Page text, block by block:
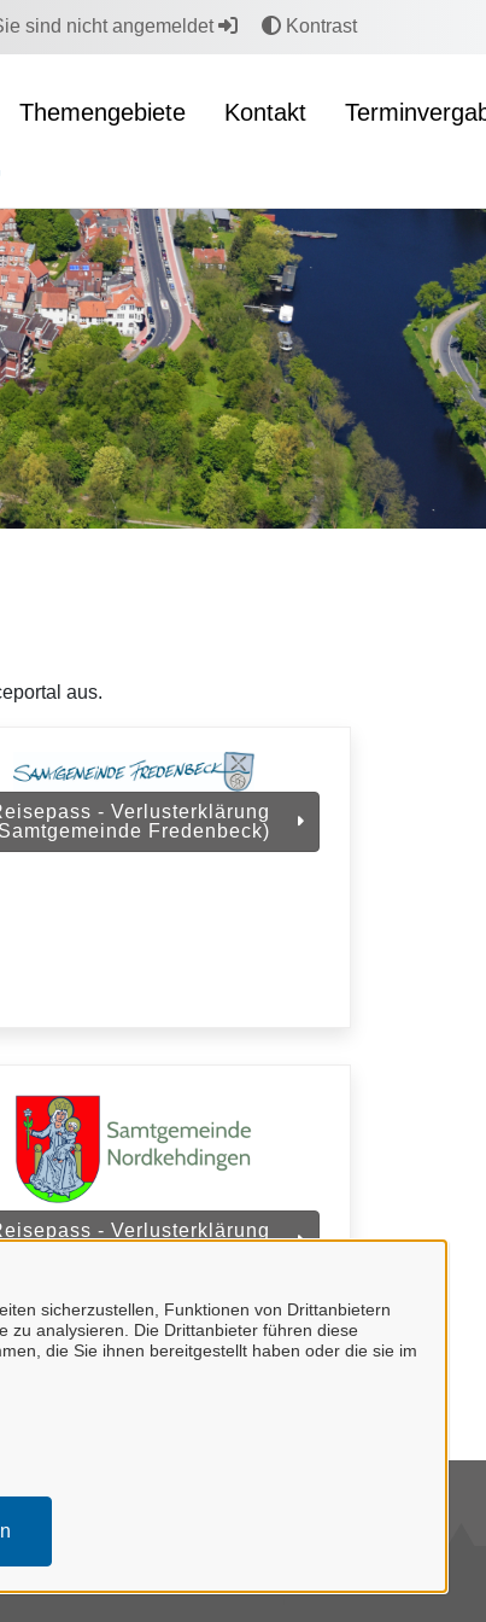
sicherzustellen, Funktionen von Drittanbietern
zu analysieren. Die Drittanbieter führen diese
die Sie ihnen bereitgestellt haben oder die sie im
sind nicht angemeldet Kontrast
Themengebiete Kontakt
aus.
- Verlusterklärung
Fredenbeck)
- Verlusterklärung